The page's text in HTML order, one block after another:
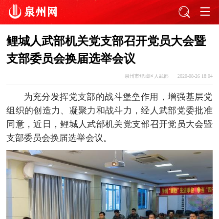
鲤城人武部机关党支部召开党员大会暨
支部委员会换届选举会议
泉州市鲤城区人武部 2020-08-26 18:04
为充分发挥党支部的战斗堡垒作用，增强基层党
组织的创造力、凝聚力和战斗力，经人武部党委批准
同意，近日，鲤城人武部机关党支部召开党员大会暨
支部委员会换届选举会议。